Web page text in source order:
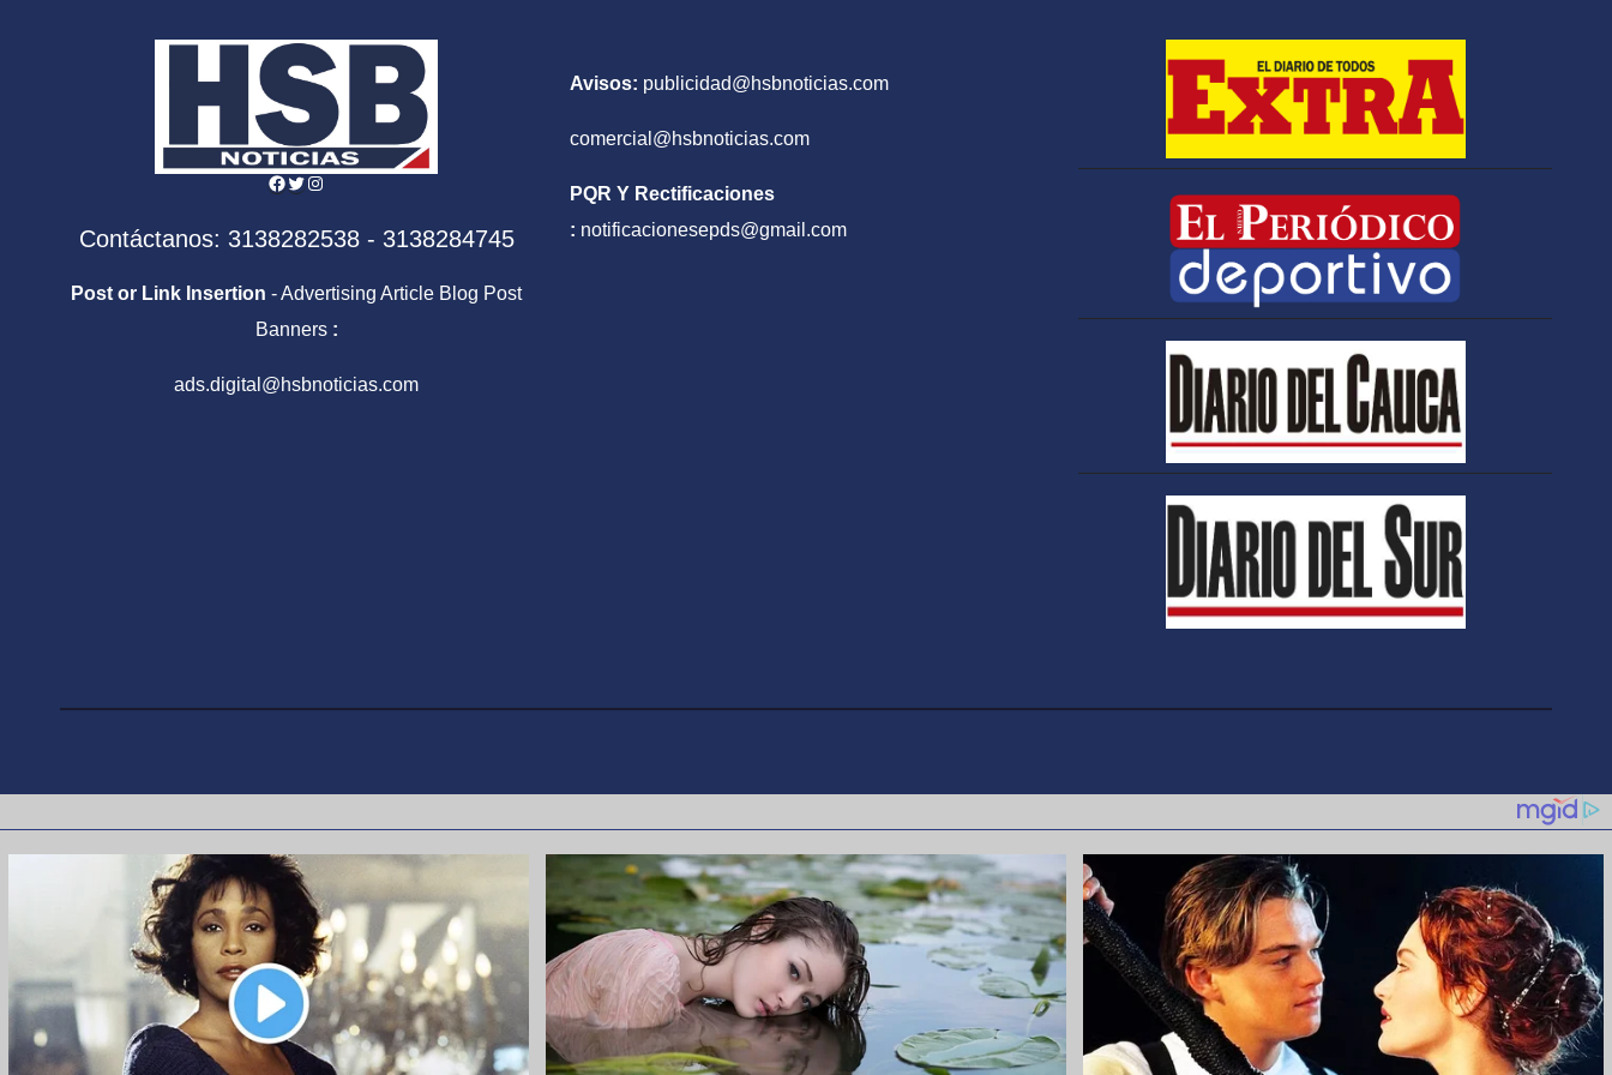
Facebook
Twitter
Instagram
Contáctanos: 3138282538 - 3138284745
Post or Link Insertion - Advertising Article Blog Post
Banners :
ads.digital@hsbnoticias.com
Avisos: publicidad@hsbnoticias.com
comercial@hsbnoticias.com
PQR Y Rectificaciones
: notificacionesepds@gmail.com